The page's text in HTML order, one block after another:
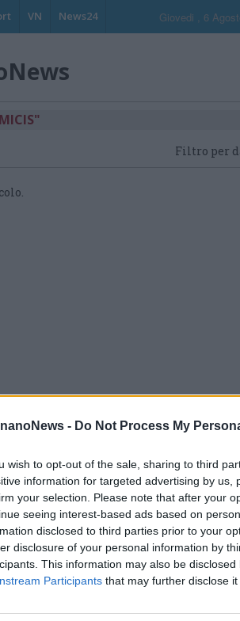
- Do Not Process My
wish to opt-out of the sale, sharing to third
information for targeted advertising by us,
your selection. Please note that after your
seeing interest-based ads based on
disclosed to third parties prior to your
disclosure of your personal information by
This information may also be
Participants that may further disclose
VN News24 Giovedi , 6
Filtro per